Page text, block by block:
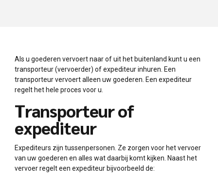
Als u goederen vervoert naar of uit het buitenland kunt u een
transporteur (vervoerder) of expediteur inhuren. Een
transporteur vervoert alleen uw goederen. Een expediteur
regelt het hele proces voor u.
Transporteur of
expediteur
Expediteurs zijn tussenpersonen. Ze zorgen voor het vervoer
van uw goederen en alles wat daarbij komt kijken. Naast het
vervoer regelt een expediteur bijvoorbeeld de: